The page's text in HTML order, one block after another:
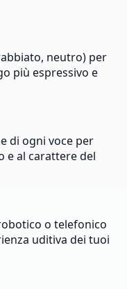
neutro) per
più espressivo e
di ogni voce per
e al carattere del
o telefonico
uditiva dei tuoi